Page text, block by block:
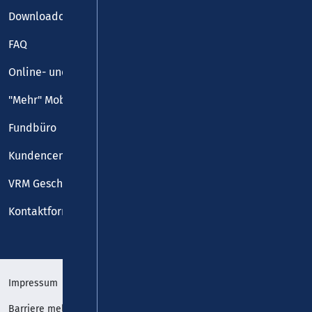
Downloadcenter
FAQ
Online- und Handy-Tickets
"Mehr" Mobilität
Fundbüro
Kundencenter
VRM Geschäftsstelle
Kontaktformular
Impressum
Barriere melden